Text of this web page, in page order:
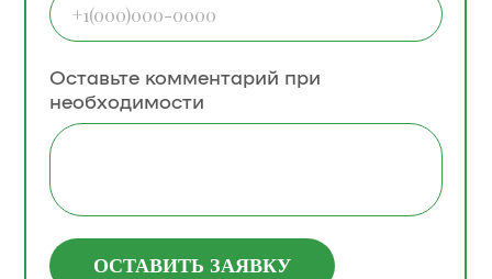
Оставьте комментарий при
необходимости
ОСТАВИТЬ ЗАЯВКУ